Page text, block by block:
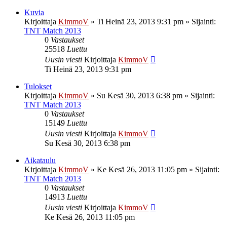
Kuvia
Kirjoittaja KimmoV » Ti Heinä 23, 2013 9:31 pm » Sijainti:
TNT Match 2013
0 Vastaukset
25518 Luettu
Uusin viesti Kirjoittaja KimmoV
Ti Heinä 23, 2013 9:31 pm
Tulokset
Kirjoittaja KimmoV » Su Kesä 30, 2013 6:38 pm » Sijainti:
TNT Match 2013
0 Vastaukset
15149 Luettu
Uusin viesti Kirjoittaja KimmoV
Su Kesä 30, 2013 6:38 pm
Aikataulu
Kirjoittaja KimmoV » Ke Kesä 26, 2013 11:05 pm » Sijainti:
TNT Match 2013
0 Vastaukset
14913 Luettu
Uusin viesti Kirjoittaja KimmoV
Ke Kesä 26, 2013 11:05 pm